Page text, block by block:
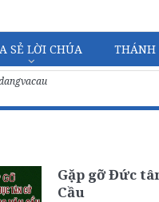
SẺ LỜI CHÚA THÁNH
Gặp gỡ Đức
Cầu